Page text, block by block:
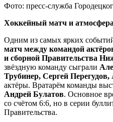
Фото: пресс-служба
Хоккейный матч и
Одним из самых ярких
матч между командой
и сборной Правительства
звёздную команду сыграли
Трубинер, Сергей
актёры. Вратарём команды
Андрей Булатов. Основное
со счётом 6:6, но в серии
Правительства.